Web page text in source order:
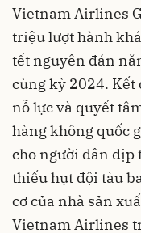
Vietnam Airlines
triệu lượt hành
tết nguyên đán
cùng kỳ 2024. Kết
nỗ lực và quyết
hàng không quốc
cho người dân dịp
thiếu hụt đội tàu
cơ của nhà sản
Vietnam Airlines